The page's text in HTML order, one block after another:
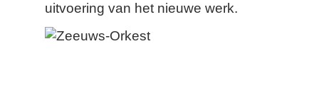
uitvoering van het nieuwe werk.